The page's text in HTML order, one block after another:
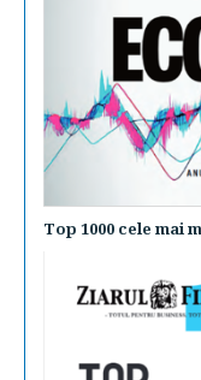
Top 1000 cele mai